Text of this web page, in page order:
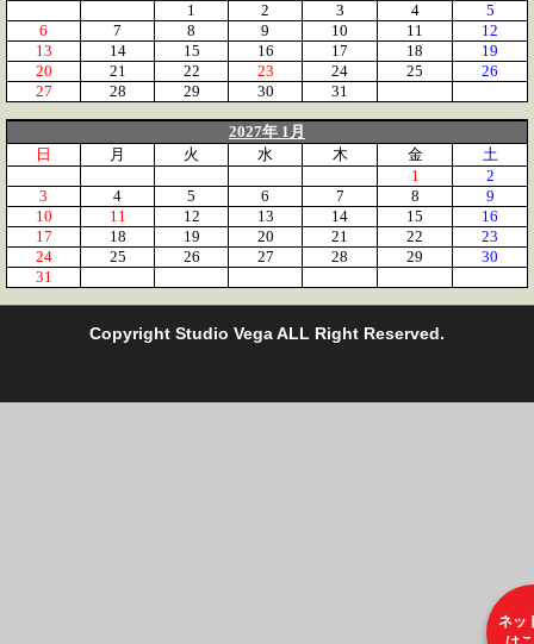
ネッ
1
2 3 4
5
6
7 8 9 10 11
12
13
14 15 16 17 18
19
20
21 22 23 24 25
26
27
28 29 30 31
2027年 1月
日
月 火 水 木 金
土
1
2
3
4 5 6 7 8
9
10
11 12 13 14 15
16
17
18 19 20 21 22
23
24
25 26 27 28 29
30
31
Copyright Studio Vega ALL Right Reserved.